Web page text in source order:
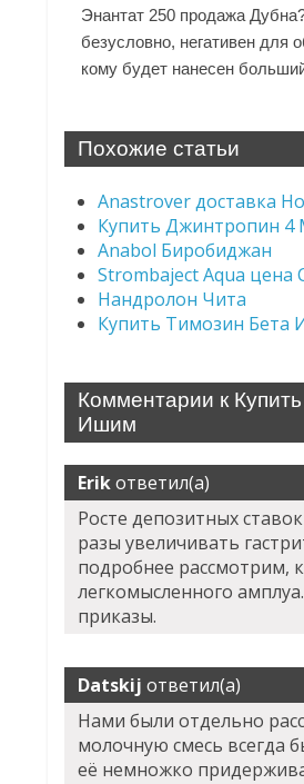
Энантат 250 продажа
безусловно, негативен для
кому будет нанесен
Похожие статьи
Anastrover доставка
Купить Джинтропин 4
Anabol Биробиджан
Strombaject Aqua цена
Нандролон Чита
Купить Tимозин Бета
Комментарии к
Ишим
Erikответил(а)
Росте депозитных
разы увеличивать
подробнее рассмотрим,
легкомысленного
приказы.
Datskij ответил(а)
Нами были отдельно
молочную смесь всегда
её немножко